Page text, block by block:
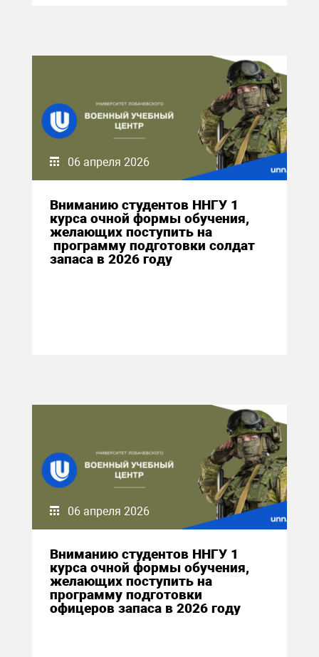
06 апреля 2026
Вниманию студентов ННГУ 1
курса очной формы обучения,
желающих поступить на
программу подготовки солдат
запаса в 2026 году
06 апреля 2026
Вниманию студентов ННГУ 1
курса очной формы обучения,
желающих поступить на
программу подготовки
офицеров запаса в 2026 году